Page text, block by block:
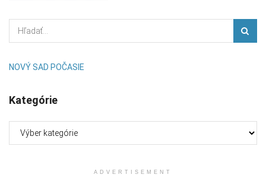
NOVÝ SAD POČASIE
Kategórie
ADVERTISEMENT